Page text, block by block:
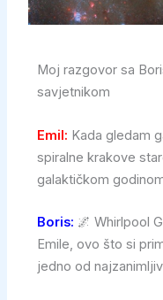
Moj razgovor sa
savjetnikom
Emil: Kada gledam
spiralne krakove
galaktičkom
Boris: 🌌 Whirlpool
Emile, ovo što si
jedno od